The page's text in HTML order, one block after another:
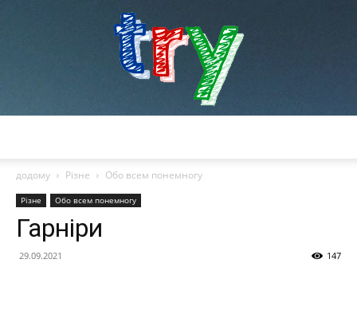
додому
Різне Обо всем понемногу
Різне Обо всем понемногу
Гарніри
29.09.2021 147